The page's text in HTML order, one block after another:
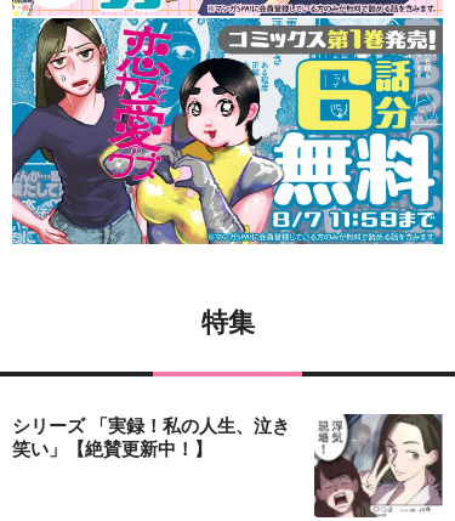
特集
シリーズ 「実録！私の人生、泣き
笑い」【絶賛更新中！】